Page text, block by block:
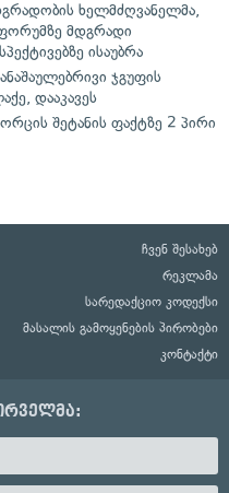
ხელმძღვანელმა,
მდგრადი
ისაუბრა
ჯგუფის
დააკავეს
შეტანის ფაქტზე 2 პირი
ჩვენ შესახებ
რეკლამა
სარედაქციო კოდექსი
მასალის გამოყენების პირობები
კონტაქტი